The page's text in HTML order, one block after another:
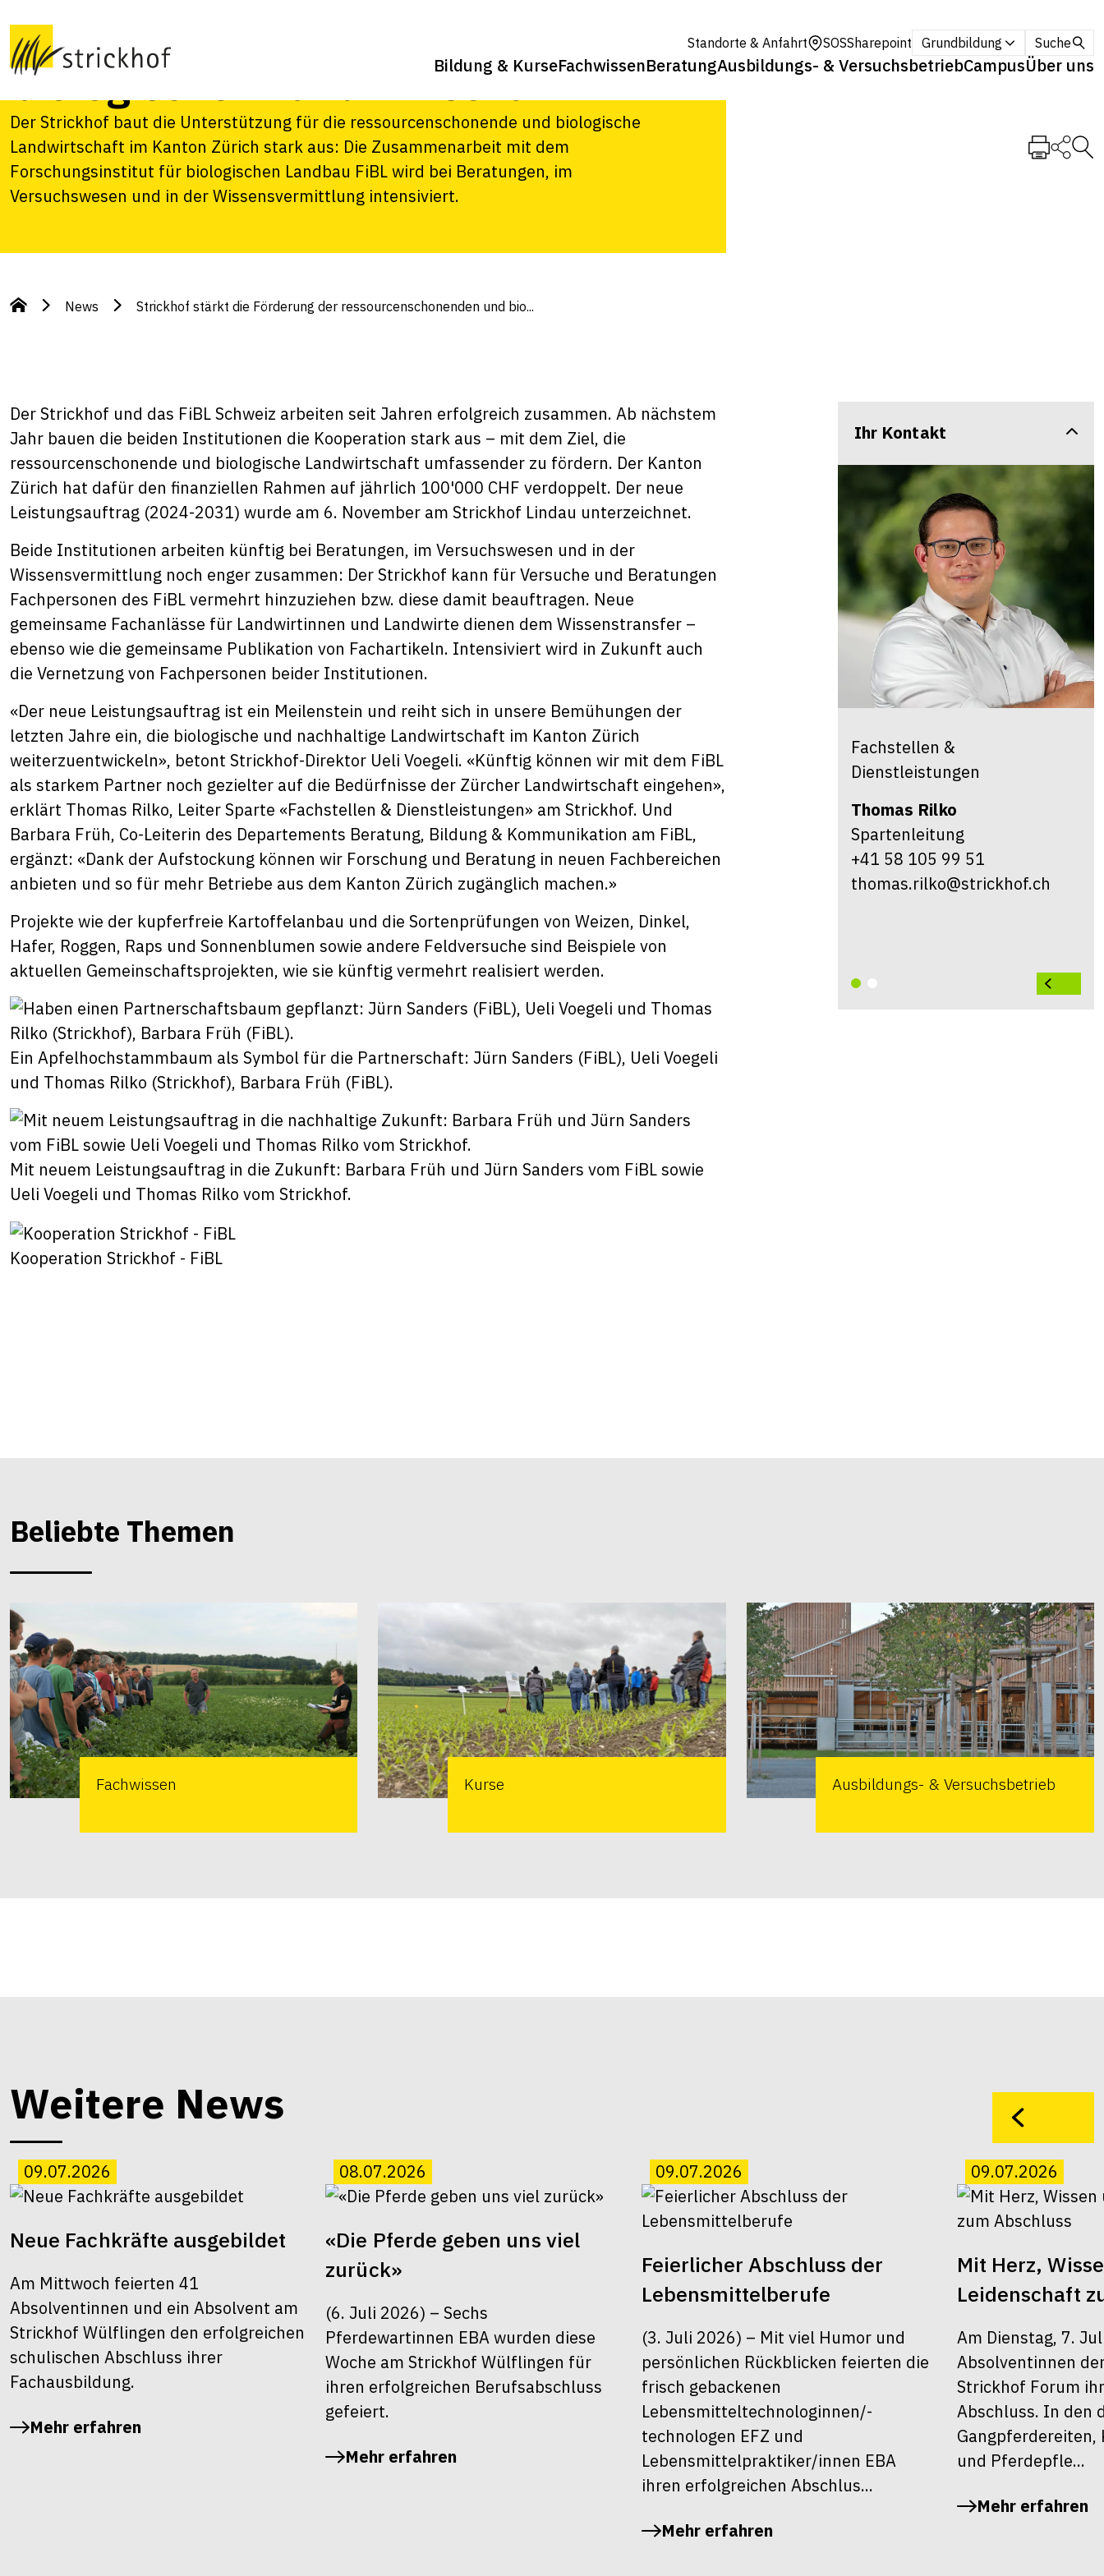
Standorte & Anfahrt SOSSharepoint Grundbildung Suche
Bildung & KurseFachwissenBeratungAusbildungs- & VersuchsbetriebCampusÜber uns
der ressourcenschonenden und
biologischen Landwirtschaft
Der Strickhof baut die Unterstützung für die ressourcenschonende und biologische
Landwirtschaft im Kanton Zürich stark aus: Die Zusammenarbeit mit dem
Forschungsinstitut für biologischen Landbau FiBL wird bei Beratungen, im
Versuchswesen und in der Wissensvermittlung intensiviert.
News Strickhof stärkt die Förderung der ressourcenschonenden und bio...
Der Strickhof und das FiBL Schweiz arbeiten seit Jahren erfolgreich zusammen. Ab nächstem
Jahr bauen die beiden Institutionen die Kooperation stark aus – mit dem Ziel, die
ressourcenschonende und biologische Landwirtschaft umfassender zu fördern. Der Kanton
Zürich hat dafür den finanziellen Rahmen auf jährlich 100'000 CHF verdoppelt. Der neue
Leistungsauftrag (2024-2031) wurde am 6. November am Strickhof Lindau unterzeichnet.
Beide Institutionen arbeiten künftig bei Beratungen, im Versuchswesen und in der
Wissensvermittlung noch enger zusammen: Der Strickhof kann für Versuche und Beratungen
Fachpersonen des FiBL vermehrt hinzuziehen bzw. diese damit beauftragen. Neue
gemeinsame Fachanlässe für Landwirtinnen und Landwirte dienen dem Wissenstransfer –
ebenso wie die gemeinsame Publikation von Fachartikeln. Intensiviert wird in Zukunft auch
die Vernetzung von Fachpersonen beider Institutionen.
«Der neue Leistungsauftrag ist ein Meilenstein und reiht sich in unsere Bemühungen der
letzten Jahre ein, die biologische und nachhaltige Landwirtschaft im Kanton Zürich
weiterzuentwickeln», betont Strickhof-Direktor Ueli Voegeli. «Künftig können wir mit dem FiBL
als starkem Partner noch gezielter auf die Bedürfnisse der Zürcher Landwirtschaft eingehen»,
erklärt Thomas Rilko, Leiter Sparte «Fachstellen & Dienstleistungen» am Strickhof. Und
Barbara Früh, Co-Leiterin des Departements Beratung, Bildung & Kommunikation am FiBL,
ergänzt: «Dank der Aufstockung können wir Forschung und Beratung in neuen Fachbereichen
anbieten und so für mehr Betriebe aus dem Kanton Zürich zugänglich machen.»
Projekte wie der kupferfreie Kartoffelanbau und die Sortenprüfungen von Weizen, Dinkel,
Hafer, Roggen, Raps und Sonnenblumen sowie andere Feldversuche sind Beispiele von
aktuellen Gemeinschaftsprojekten, wie sie künftig vermehrt realisiert werden.
Ein Apfelhochstammbaum als Symbol für die Partnerschaft: Jürn Sanders (FiBL), Ueli Voegeli
und Thomas Rilko (Strickhof), Barbara Früh (FiBL).
Mit neuem Leistungsauftrag in die Zukunft: Barbara Früh und Jürn Sanders vom FiBL sowie
Ueli Voegeli und Thomas Rilko vom Strickhof.
Kooperation Strickhof - FiBL
Ihr Kontakt
Fachstellen &
Dienstleistungen
Thomas Rilko
Spartenleitung
+41 58 105 99 51
thomas.rilko@strickhof.ch
Beliebte Themen
Fachwissen Kurse Ausbildungs- & Versuchsbetrieb
Weitere News
09.07.2026
Neue Fachkräfte ausgebildet
Am Mittwoch feierten 41
Absolventinnen und ein Absolvent am
Strickhof Wülflingen den erfolgreichen
schulischen Abschluss ihrer
Fachausbildung.
Mehr erfahren
08.07.2026
«Die Pferde geben uns viel
zurück»
(6. Juli 2026) – Sechs
Pferdewartinnen EBA wurden diese
Woche am Strickhof Wülflingen für
ihren erfolgreichen Berufsabschluss
gefeiert.
Mehr erfahren
09.07.2026
Feierlicher Abschluss der
Lebensmittelberufe
(3. Juli 2026) – Mit viel Humor und
persönlichen Rückblicken feierten die
frisch gebackenen
Lebensmitteltechnologinnen/-
technologen EFZ und
Lebensmittelpraktiker/innen EBA
ihren erfolgreichen Abschlus...
Mehr erfahren
09.07.2026
Mit Herz,
Leidenschaft
Am Dienstag, 7.
Absolventinnen
Strickhof Forum
Abschluss. In den
Gangpferdereiten,
und Pferdepfle...
Mehr erfahren